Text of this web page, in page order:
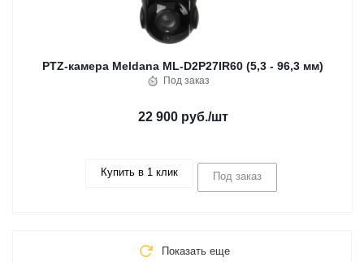
PTZ-камера Meldana ML-D2P27IR60 (5,3 - 96,3 мм)
Под заказ
22 900 руб./шт
Купить в 1 клик Под заказ
Показать еще